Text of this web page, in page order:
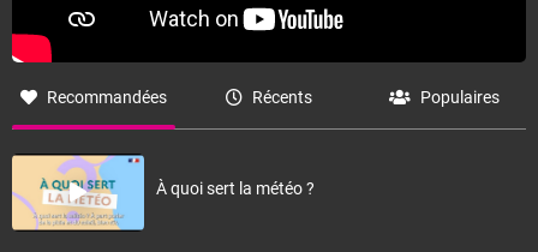
Recommandées Récents Populaires
À quoi sert la météo ?